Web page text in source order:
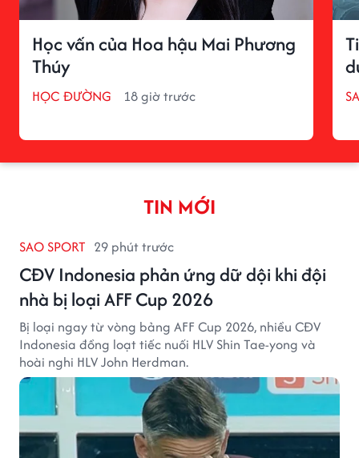
Học vấn của Hoa hậu Mai Phương
Thúy
HỌC ĐƯỜNG 18 giờ trước
TIN MỚI
SAO SPORT 29 phút trước
CĐV Indonesia phản ứng dữ dội khi đội
nhà bị loại AFF Cup 2026
Bị loại ngay từ vòng bảng AFF Cup 2026, nhiều CĐV
Indonesia đồng loạt tiếc nuối HLV Shin Tae-yong và
hoài nghi HLV John Herdman.